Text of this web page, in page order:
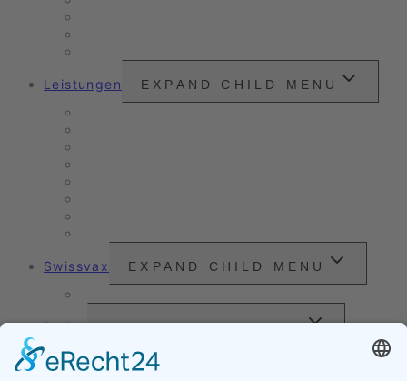
Leistungen EXPAND CHILD MENU
Swissvax EXPAND CHILD MENU
Preise EXPAND CHILD MENU
Außenveredelung
Innenveredelung